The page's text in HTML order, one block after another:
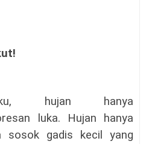
hujan hanya
luka. Hujan hanya
sosok gadis kecil yang